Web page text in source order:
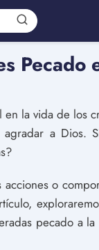
Pecado
la vida de los
a Dios.
o
pecado a